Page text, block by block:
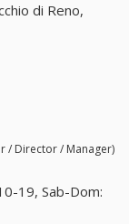
di Reno,
/ Director / Manager)
19, Sab-Dom: